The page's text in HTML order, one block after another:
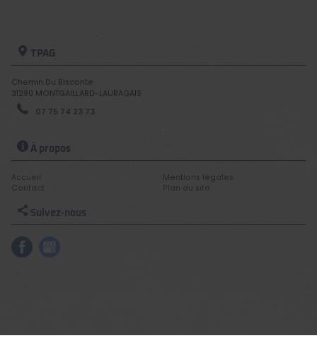
TPAG
Chemin Du Bisconte
31290 MONTGAILLARD-LAURAGAIS
07 75 74 23 73
À propos
Accueil
Contact
Mentions légales
Plan du site
Suivez-nous